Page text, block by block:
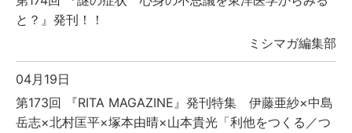
と？』発刊！！
ミシマガ編集部
04月19日
第173回 『RITA MAGAZINE』発刊特集 伊藤亜紗×中島
岳志×北村匡平×塚本由晴×山本貴光「利他をつくる／つ